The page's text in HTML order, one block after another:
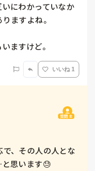
にわかっていなか
ますよね。
ますけど。
いいね 1
質問主
、その人の人とな
思います😓